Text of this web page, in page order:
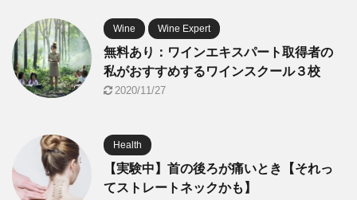
Wine Wine Expert
無料あり：ワインエキスパート取得者の
私がおすすめするワインスクール３校
2020/11/27
Health
【実験中】首の後ろが痛いとき【それっ
てストレートネックかも】